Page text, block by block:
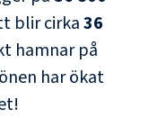
blir cirka36
hamnar på
har ökat